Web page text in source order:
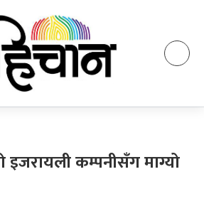
इजरायली कम्पनीसँग माग्यो